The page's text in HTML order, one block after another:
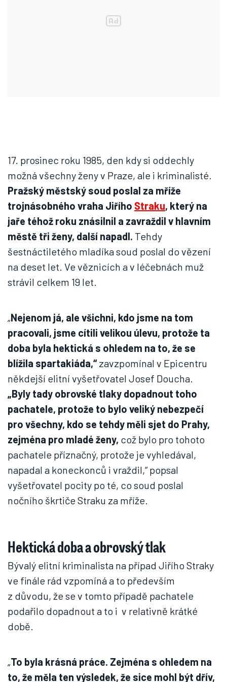
17. prosinec roku 1985, den kdy si oddechly
možná všechny ženy v Praze, ale i kriminalisté.
Pražský městský soud poslal za mříže
trojnásobného vraha Jiřího Straku, který na
jaře téhož roku znásilnil a zavraždil v hlavním
městě tři ženy, další napadl. Tehdy
šestnáctiletého mladíka soud poslal do vězení
na deset let. Ve věznicích a v léčebnách muž
strávil celkem 19 let.
„Nejenom já, ale všichni, kdo jsme na tom
pracovali, jsme cítili velikou úlevu, protože ta
doba byla hektická s ohledem na to, že se
blížila spartakiáda,“zavzpomínal v Epicentru
někdejší elitní vyšetřovatel Josef Doucha.
„Byly tady obrovské tlaky dopadnout toho
pachatele, protože to bylo veliký nebezpečí
pro všechny, kdo se tehdy měli sjet do Prahy,
zejména pro mladé ženy, což bylo pro tohoto
pachatele příznačný, protože je vyhledával,
napadal a koneckonců i vraždil,“ popsal
vyšetřovatel pocity po té, co soud poslal
nočního škrtiče Straku za mříže.
Hektická doba a obrovský tlak
Bývalý elitní kriminalista na případ Jiřího Straky
ve finále rád vzpomíná a to především
z důvodu, že se v tomto případě pachatele
podařilo dopadnout a to i v relativně krátké
době.
„To byla krásná práce. Zejména s ohledem na
to, že měla ten výsledek, že sice mohl být dřív,